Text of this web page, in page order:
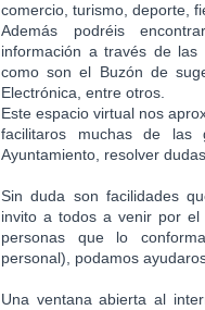
comercio, turismo, deporte,
Además podréis
información a través de
como son el Buzón de
Electrónica, entre otros.
Este espacio virtual nos
facilitaros muchas de
Ayuntamiento, resolver
Sin duda son facilidades
invito a todos a venir por
personas que lo
personal), podamos
Una ventana abierta al